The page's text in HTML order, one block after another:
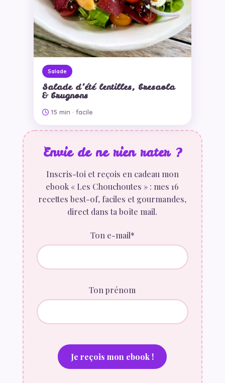
Salade
Salade d’été lentilles, bresaola
& brugnons
15 min · facile
Envie de ne rien rater ?
Inscris-toi et reçois en cadeau mon
ebook « Les Chouchoutes » : mes 16
recettes best-of, faciles et gourmandes,
direct dans ta boîte mail.
Ton e-mail*
Ton prénom